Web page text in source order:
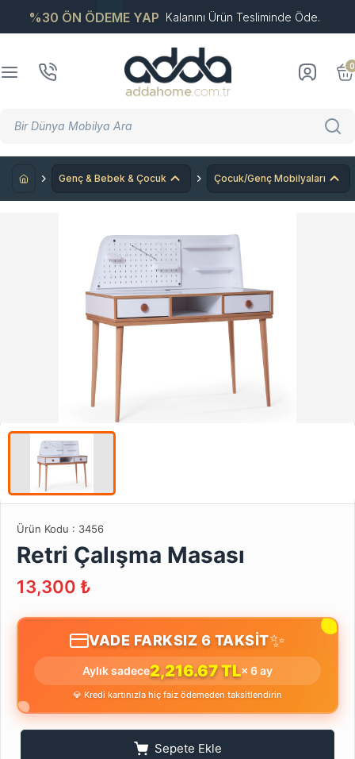
%30 ÖN ÖDEME YAP Kalanını Ürün Tesliminde Öde.
0
Genç & Bebek & Çocuk Çocuk/Genç Mobilyaları
Ürün Kodu : 3456
Retri Çalışma Masası
13,300 ₺
VADE FARKSIZ 6 TAKSİT✨
Aylık sadece2,216.67 TL× 6 ay
💎 Kredi kartınızla hiç faiz ödemeden taksitlendirin
Sepete Ekle